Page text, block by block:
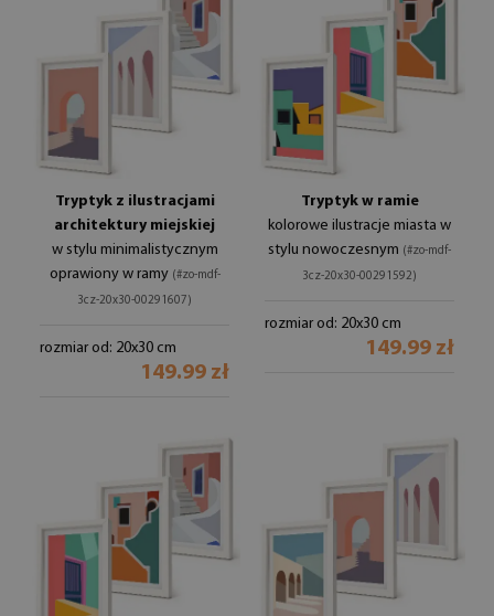
Tryptyk z ilustracjami
architektury miejskiej
w stylu minimalistycznym
oprawiony w ramy (#zo-mdf-
3cz-20x30-00291607)
rozmiar od: 20x30 cm
149.99 zł
Tryptyk w ramie
kolorowe ilustracje miasta w
stylu nowoczesnym (#zo-mdf-
3cz-20x30-00291592)
rozmiar od: 20x30 cm
149.99 zł